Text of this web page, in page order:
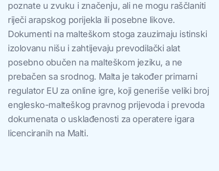
poznate u zvuku i značenju, ali ne mogu raščlaniti
riječi arapskog porijekla ili posebne likove.
Dokumenti na malteškom stoga zauzimaju istinski
izolovanu nišu i zahtijevaju prevodilački alat
posebno obučen na malteškom jeziku, a ne
prebačen sa srodnog. Malta je također primarni
regulator EU za online igre, koji generiše veliki broj
englesko-malteškog pravnog prijevoda i prevoda
dokumenata o usklađenosti za operatere igara
licenciranih na Malti.